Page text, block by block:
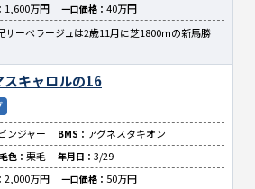
1,600万円 一口価格： 40万円
サーベラージュは2歳11月に芝1800ｍの新馬勝
スキャロルの16
ンジャー BMS： アグネスタキオン
毛色： 栗毛 年月日： 3/29
2,000万円 一口価格： 50万円